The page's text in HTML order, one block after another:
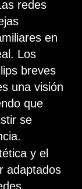
redes
en
Los
breves
una visión
que
se
y el
adaptados